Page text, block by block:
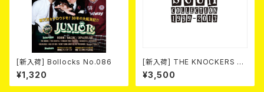
[新入荷] Bollocks No.086
¥1,320
[新入荷] THE KNOCKERS 『S
CUM COLLECTION 1999
～2013』(2xCD)
¥3,500